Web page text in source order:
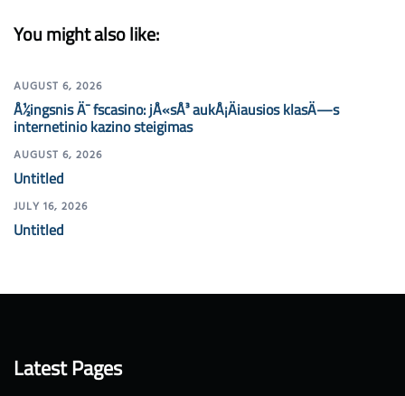
You might also like:
AUGUST 6, 2026
Å½ingsnis Ä¯ fscasino: jÅ«sÅ³ aukÅ¡Äiausios klasÄ—s
internetinio kazino steigimas
AUGUST 6, 2026
Untitled
JULY 16, 2026
Untitled
Latest Pages